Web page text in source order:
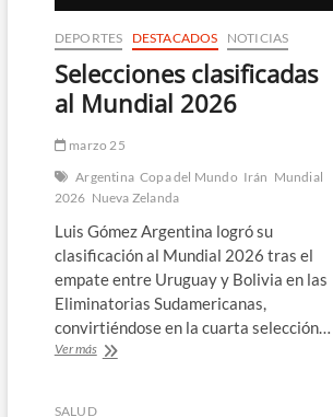
DEPORTES DESTACADOS NOTICIAS
Selecciones clasificadas
al Mundial 2026
marzo 25
Argentina Copa del Mundo Irán Mundial
2026 Nueva Zelanda
Luis Gómez Argentina logró su
clasificación al Mundial 2026 tras el
empate entre Uruguay y Bolivia en las
Eliminatorias Sudamericanas,
convirtiéndose en la cuarta selección…
Ver másSelecciones
Mundial
SALUD